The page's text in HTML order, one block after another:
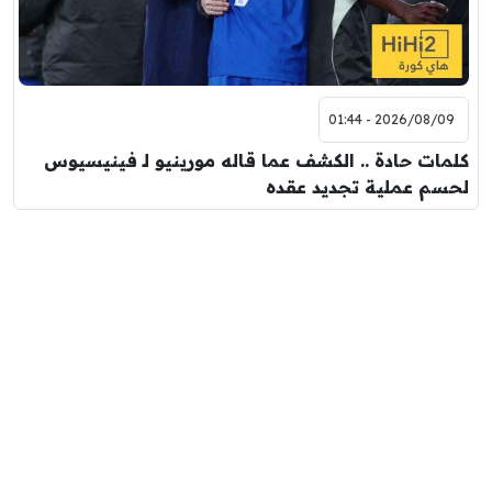
2026/08/09 - 01:44
كلمات حادة .. الكشف عما قاله مورينيو لـ فينيسيوس
لحسم عملية تجديد عقده